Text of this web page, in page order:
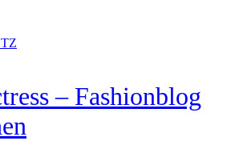
– Fashionblog